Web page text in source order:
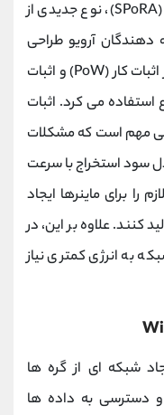
گواه اثبات دسترسی تصادفی مختصر (SPoRA)، نوع جدیدی از
آرویو طراحی
شده است. قبل از بلاک 633720، آریو از اثبات کار (PoW) و اثبات
استفاده می کرد. اثبات
مختصر دارای 2 ویژگی مهم است که مشکلات
سود استخراج با سرعت
را برای ماینرها ایجاد
کنند. علاوه بر این، در
به انرژی کمتری نیاز
شبکه ای از گره ها
دسترسی به داده ها